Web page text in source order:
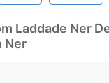
Laddade Ner
Ner